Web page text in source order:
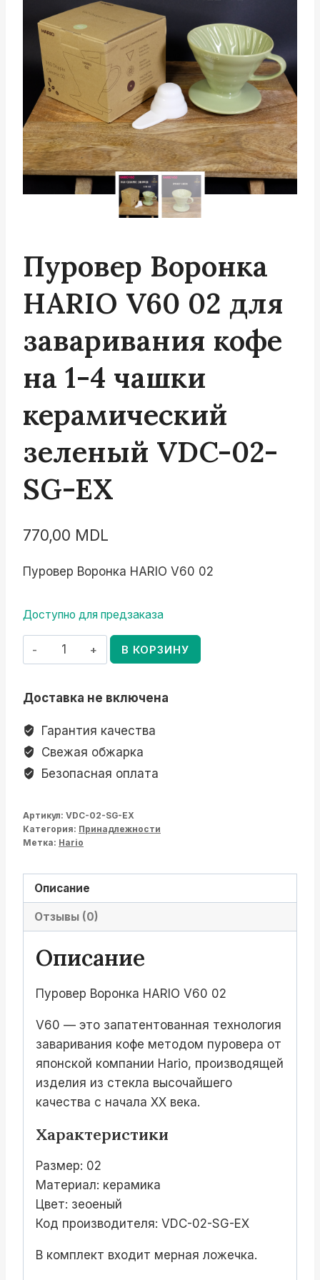
Пуровер Воронка
HARIO V60 02 для
заваривания кофе
на 1-4 чашки
керамический
зеленый VDC-02-
SG-EX
770,00 MDL
Пуровер Воронка HARIO V60 02
Доступно для предзаказа
Количество
товара
Воронка
V60
02
для
кофе
на
4
чашки
керамический
зеленый
VDC-
SG-
В КОРЗИНУ
Доставка не включена
Гарантия качества
Свежая обжарка
Безопасная оплата
Артикул: VDC-02-SG-EX
Категория: Принадлежности
Метка: Hario
Описание
Отзывы (0)
Описание
Пуровер Воронка HARIO V60 02
V60 — это запатентованная технология
заваривания кофе методом пуровера от
японской компании Hario, производящей
изделия из стекла высочайшего
качества с начала XX века.
Характеристики
Размер: 02
Материал: керамика
Цвет: зеоеный
Код производителя: VDC-02-SG-EX
В комплект входит мерная ложечка.